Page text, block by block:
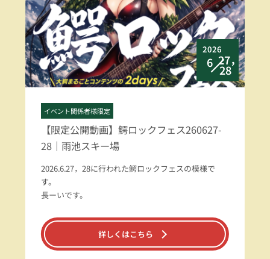
2026
6 27，
28
イベント関係者様限定
【限定公開動画】鰐ロックフェス260627-
28｜雨池スキー場
2026.6.27，28に行われた鰐ロックフェスの模様で
す。
長ーいです。
詳しくはこちら